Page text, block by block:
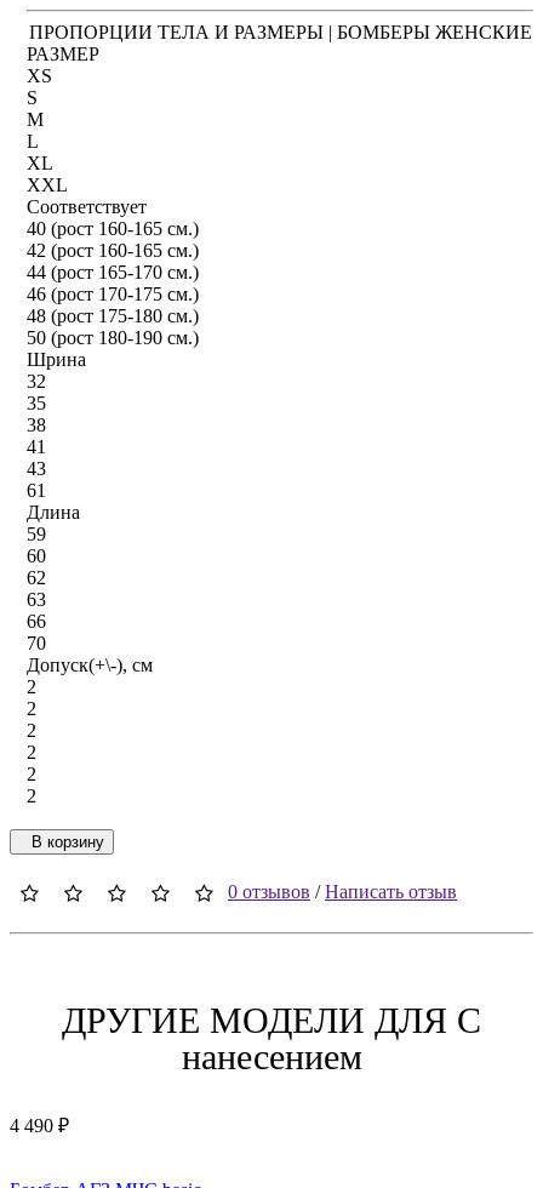
ПРОПОРЦИИ ТЕЛА И РАЗМЕРЫ | БОМБЕРЫ ЖЕНСКИЕ
РАЗМЕР
XS
S
M
L
XL
XXL
Соответствует
40 (рост 160-165 см.)
42 (рост 160-165 см.)
44 (рост 165-170 см.)
46 (рост 170-175 см.)
48 (рост 175-180 см.)
50 (рост 180-190 см.)
Шрина
32
35
38
41
43
61
Длина
59
60
62
63
66
70
Допуск(+\-), см
2
2
2
2
2
2
В корзину
0 отзывов /Написать отзыв
ДРУГИЕ МОДЕЛИ ДЛЯ C
нанесением
4 490 ₽